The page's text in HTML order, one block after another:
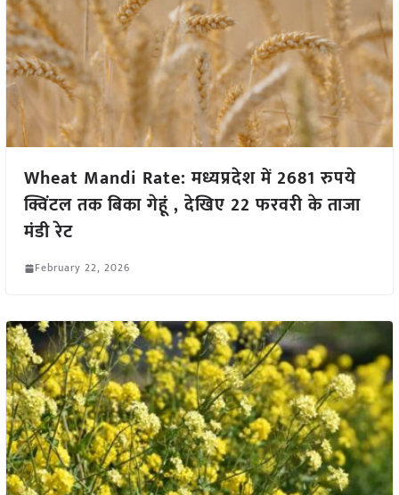
Wheat Mandi Rate: मध्यप्रदेश में 2681 रुपये
क्विंटल तक बिका गेहूं , देखिए 22 फरवरी के ताजा
मंडी रेट
February 22, 2026